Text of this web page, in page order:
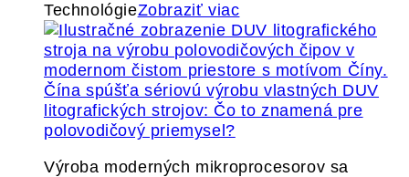
TechnológieZobraziť viac
Čína spúšťa sériovú výrobu vlastných DUV
litografických strojov: Čo to znamená pre
polovodičový priemysel?
Výroba moderných mikroprocesorov sa